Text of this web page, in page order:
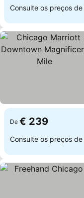
Consulte os preços de
De € 239
Consulte os preços de